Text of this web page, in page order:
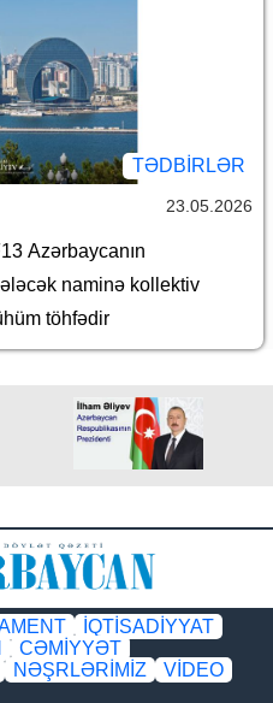
TƏDBIRLƏR
23.05.2026
Azərbaycanın
naminə kollektiv
töhfədir
İQTİSADİYYAT
CƏMİYYƏT
NƏŞRLƏRİMİZ
VİDEO